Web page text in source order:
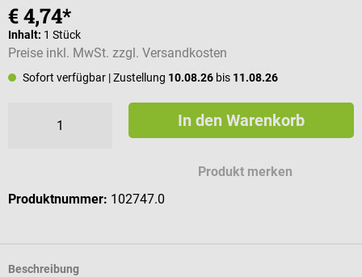
€ 4,74*
Inhalt: 1 Stück
Preise inkl. MwSt. zzgl. Versandkosten
Sofort verfügbar | Zustellung 10.08.26 bis 11.08.26
In den Warenkorb
Produkt merken
Produktnummer: 102747.0
Beschreibung